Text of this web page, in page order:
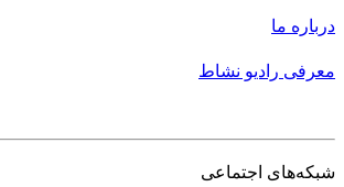
درباره ما
معرفی رادیو نشاط
شبکه‌های اجتماعی